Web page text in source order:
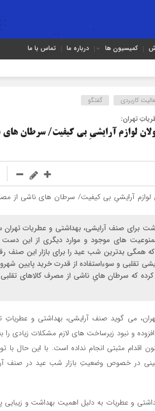
کمیسیون ها درباره ما تماس با ما
از
کاربردی گفتگو
تهران:
لوازم آرایشیِ بی کیفیت/ سرطان
برای صنف آرایشی، بهداشتی و عطریات
های موجود و موارد دیگری از این دست
همگی بدترین شب عید را برای بازار این صنف
تقلبی و سوءاستفاده از قدرت خرید پایین
می گوید صنف آرایشی، بهداشتی و
و نبود زیرساخت های لازم مشکلات زیادی را
اقدام مثبتی انجام نداده است. با این حال با
در خصوص وضعیتِ بازار شب عید در صنف
و عطریات به دلیل اهمیت بهداشت و